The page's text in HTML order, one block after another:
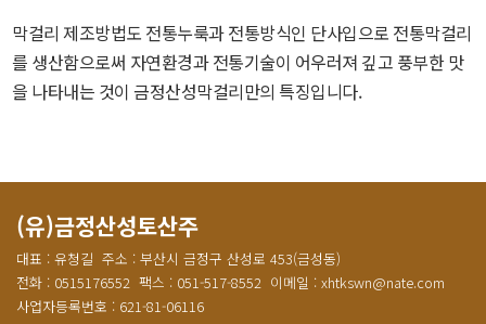
막걸리 제조방법도 전통누룩과 전통방식인 단사입으로 전통막걸리
를 생산함으로써 자연환경과 전통기술이 어우러져 깊고 풍부한 맛
을 나타내는 것이 금정산성막걸리만의 특징입니다.
(유)금정산성토산주
대표 : 유청길 주소 : 부산시 금정구 산성로 453(금성동)
전화 : 0515176552 팩스 : 051-517-8552 이메일 : xhtkswn@nate.com
사업자등록번호 : 621-81-06116